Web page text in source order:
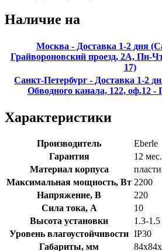
Наличие на
Москва - Доставка 1-2 дня
Грайвороновский проезд, 2А, Пн-
17)
Санкт-Петербург - Доставка 1-2
Обводного канала, 122, оф.12 -
Характеристики
Производитель
Eberle
Гарантия
12 мес.
Материал корпуса
Максимальная мощность, Вт 2200
Напряжение, В
220
Сила тока, А
10
Высота установки
1.3-
Уровень влагоустойчивости IP30
Габариты, мм